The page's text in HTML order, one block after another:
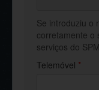
Se introduziu o
corretamente o
serviços do
Telemóvel *